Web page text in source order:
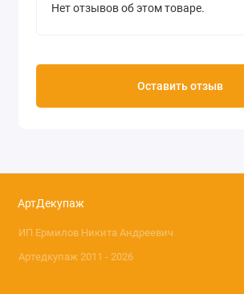
Нет отзывов об этом товаре.
Оставить отзыв
АртДекупаж
ИП Ермилов Никита Андреевич
Артедкупаж 2011 - 2026